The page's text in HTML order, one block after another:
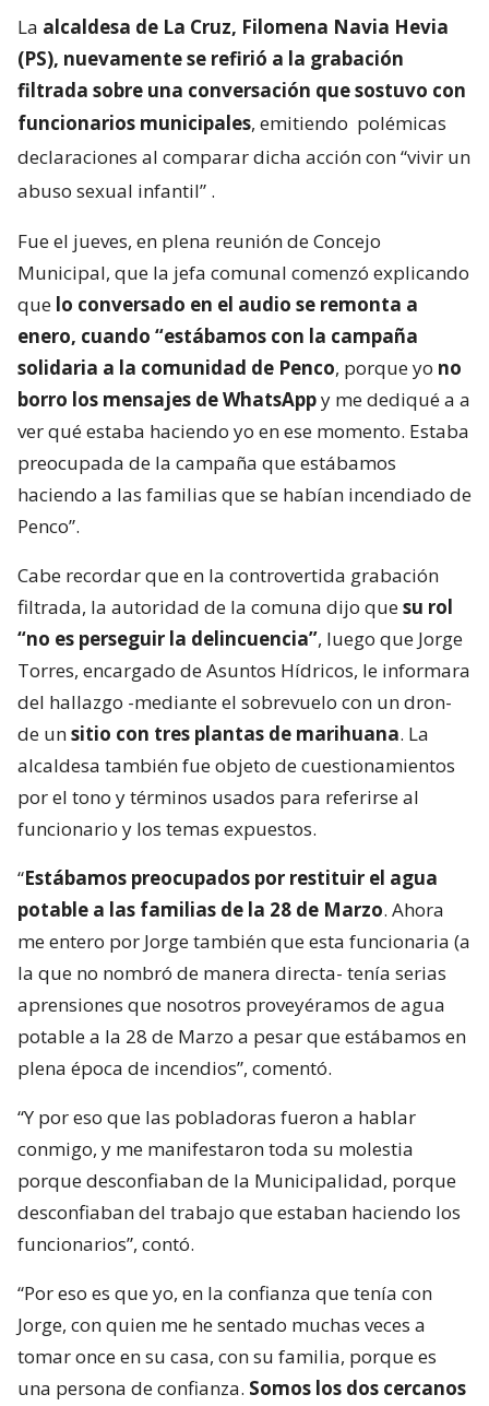
La alcaldesa de La Cruz, Filomena Navia Hevia
(PS), nuevamente se refirió a la grabación
filtrada sobre una conversación que sostuvo con
funcionarios municipales, emitiendo polémicas
declaraciones al comparar dicha acción con “vivir un
abuso sexual infantil” .
Fue el jueves, en plena reunión de Concejo
Municipal, que la jefa comunal comenzó explicando
que lo conversado en el audio se remonta a
enero, cuando “estábamos con la campaña
solidaria a la comunidad de Penco, porque yo no
borro los mensajes de WhatsAppy me dediqué a a
ver qué estaba haciendo yo en ese momento. Estaba
preocupada de la campaña que estábamos
haciendo a las familias que se habían incendiado de
Penco”.
Cabe recordar que en la controvertida grabación
filtrada, la autoridad de la comuna dijo quesu rol
“no es perseguir la delincuencia”, luego que Jorge
Torres, encargado de Asuntos Hídricos, le informara
del hallazgo -mediante el sobrevuelo con un dron-
de unsitio con tres plantas de marihuana. La
alcaldesa también fue objeto de cuestionamientos
por el tono y términos usados para referirse al
funcionario y los temas expuestos.
“Estábamos preocupados por restituir el agua
potable a las familias de la 28 de Marzo. Ahora
me entero por Jorge también que esta funcionaria (a
la que no nombró de manera directa- tenía serias
aprensiones que nosotros proveyéramos de agua
potable a la 28 de Marzo a pesar que estábamos en
plena época de incendios”, comentó.
“Y por eso que las pobladoras fueron a hablar
conmigo, y me manifestaron toda su molestia
porque desconfiaban de la Municipalidad, porque
desconfiaban del trabajo que estaban haciendo los
funcionarios”, contó.
“Por eso es que yo, en la confianza que tenía con
Jorge, con quien me he sentado muchas veces a
tomar once en su casa, con su familia, porque es
una persona de confianza. Somos los dos cercanos